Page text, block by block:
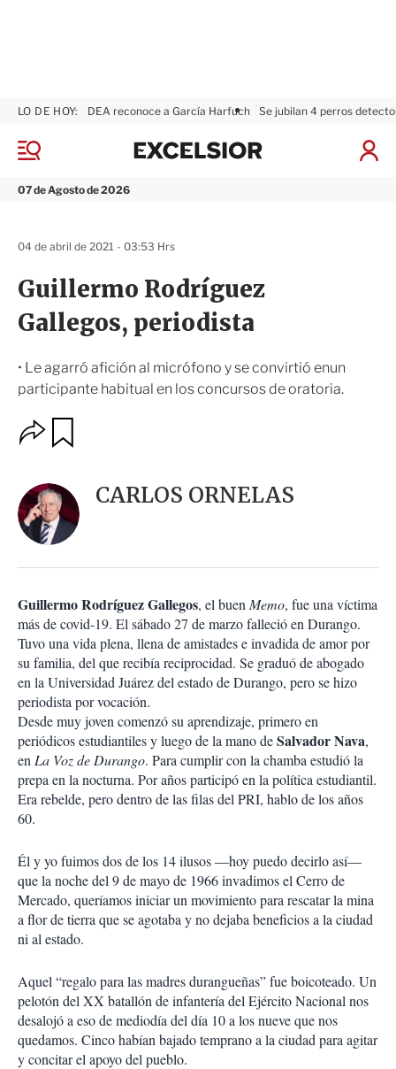
M
n
07 de Agosto de 2026
LO DE HOY: DEA reconoce a García Harfuch Se jubilan 4 perros
I
x
Guillermo Rodríguez
Gallegos, periodista
• Le agarró afición al micrófono y se convirtió enun
participante habitual en los concursos de oratoria.
04 de abril de 2021 - 03:53 Hrs
O
p
o
n
e
s
o
m
p
a
r
t
i
r
a
r
CARLOS ORNELAS
Guillermo Rodríguez Gallegos, el buen Memo, fue una víctima
más de covid-19. El sábado 27 de marzo falleció en Durango.
Tuvo una vida plena, llena de amistades e invadida de amor por
su familia, del que recibía reciprocidad. Se graduó de abogado
en la Universidad Juárez del estado de Durango, pero se hizo
periodista por vocación.
Desde muy joven comenzó su aprendizaje, primero en
periódicos estudiantiles y luego de la mano deSalvador Nava,
en La Voz de Durango. Para cumplir con la chamba estudió la
prepa en la nocturna. Por años participó en la política estudiantil.
Era rebelde, pero dentro de las filas del PRI, hablo de los años
60.
Él y yo fuimos dos de los 14 ilusos —hoy puedo decirlo así—
que la noche del 9 de mayo de 1966 invadimos el Cerro de
Mercado, queríamos iniciar un movimiento para rescatar la mina
a flor de tierra que se agotaba y no dejaba beneficios a la ciudad
ni al estado.
Aquel “regalo para las madres durangueñas” fue boicoteado. Un
pelotón del XX batallón de infantería del Ejército Nacional nos
desalojó a eso de mediodía del día 10 a los nueve que nos
quedamos. Cinco habían bajado temprano a la ciudad para agitar
y concitar el apoyo del pueblo.